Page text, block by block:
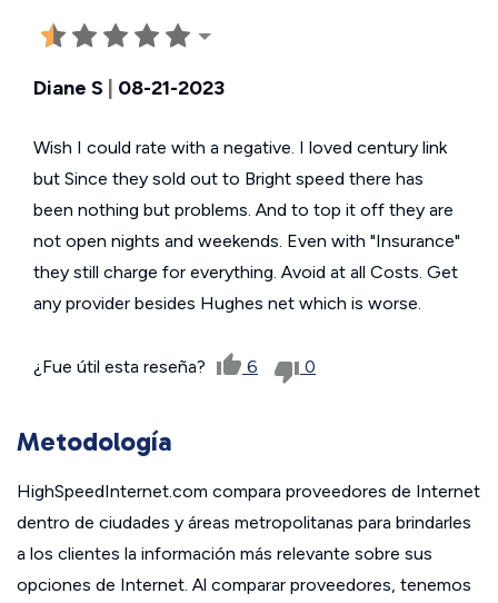
Diane S 08-21-2023
Wish I could rate with a negative. I loved century link
but Since they sold out to Bright speed there has
been nothing but problems. And to top it off they are
not open nights and weekends. Even with "Insurance"
they still charge for everything. Avoid at all Costs. Get
any provider besides Hughes net which is worse.
¿Fue útil esta reseña? 6 0
Metodología
HighSpeedInternet.com compara proveedores de Internet
dentro de ciudades y áreas metropolitanas para brindarles
a los clientes la información más relevante sobre sus
opciones de Internet. Al comparar proveedores, tenemos